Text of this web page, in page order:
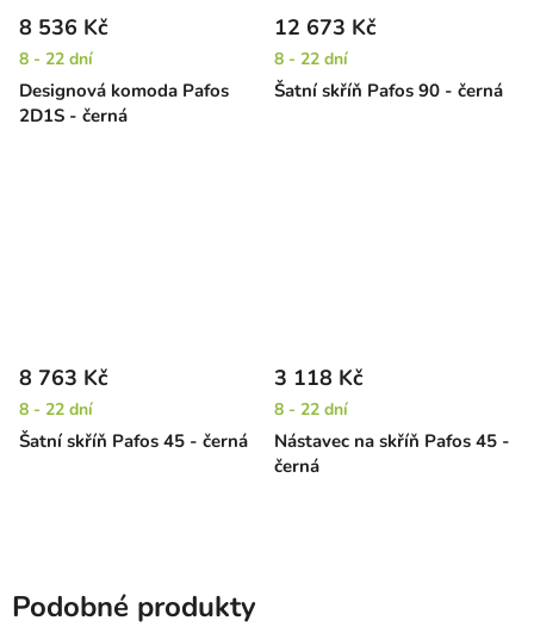
Designová komoda Pafos
2D1S - černá
8 536 Kč
8 - 22 dní
Šatní skříň Pafos 90 - černá
12 673 Kč
8 - 22 dní
Šatní skříň Pafos 45 - černá
8 763 Kč
8 - 22 dní
Nástavec na skříň Pafos 45 -
černá
3 118 Kč
8 - 22 dní
Podobné produkty